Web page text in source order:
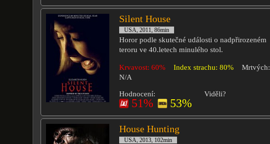
Silent House
USA, 2011, 86min
Horor podle skutečné události o nadpřirozeném
teroru ve 40.letech minulého stol.
Krvavost: 60% Index strachu: 80%
Mrtvých:
N/A
Hodnocení:
51% 53%
Viděli?
House Hunting
USA, 2013, 102min